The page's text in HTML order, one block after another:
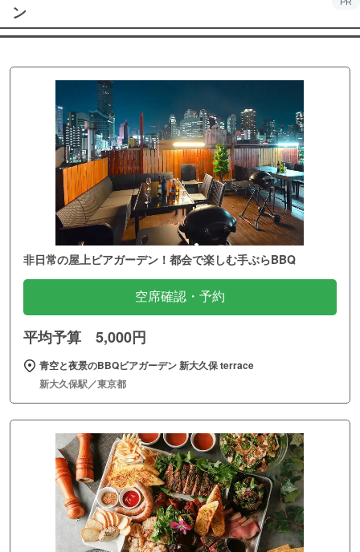
ン
非日常の屋上ビアガーデン！都会で楽しむ手ぶらBBQ
空席確認・予約
平均予算 5,000円
青空と夜景のBBQビアガーデン 新大久保 terrace
新大久保駅／東京都